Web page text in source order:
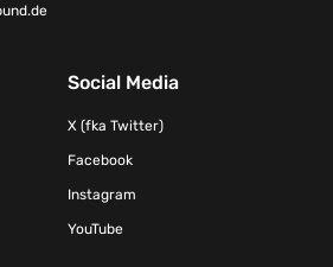
Social Media
X (fka Twitter)
Facebook
Instagram
YouTube